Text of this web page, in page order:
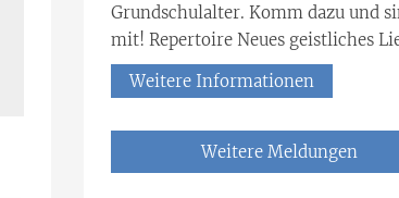
Grundschulalter. Komm dazu und
mit! Repertoire Neues geistliches
Weitere Informationen
Weitere Meldungen